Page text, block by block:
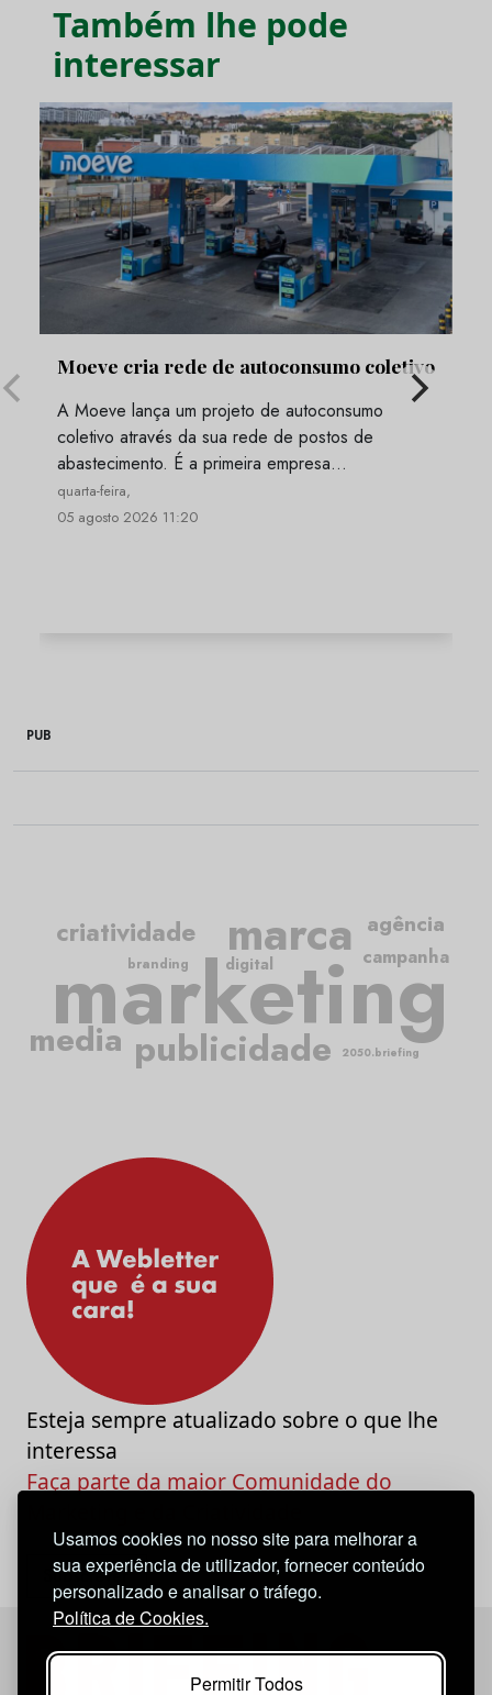
Usamos cookies no nosso site para melhorar a
sua experiência de utilizador, fornecer conteúdo
personalizado e analisar o tráfego.
Política de Cookies.
Permitir Todos
Também lhe pode
interessar
Moeve cria rede de autoconsumo coletivo
A Moeve lança um projeto de autoconsumo
coletivo através da sua rede de postos de
abastecimento. É a primeira empresa…
quarta-feira,
05 agosto 2026 11:20
PUB
marketing
publicidade
marca
criatividade
campanha
media
agência
digital
2050.briefing
branding
Esteja sempre atualizado sobre o que lhe
interessa
Faça parte da maior Comunidade do